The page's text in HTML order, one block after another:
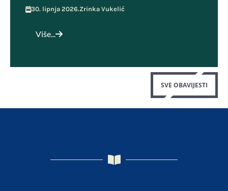
30. lipnja 2026.Zrinka Vukelić
Više...
SVE OBAVIJESTI